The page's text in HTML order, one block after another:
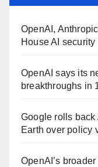
OpenAI,
House AI security
OpenAI says its
breakthroughs in
Google rolls back
Earth over policy
OpenAI’s